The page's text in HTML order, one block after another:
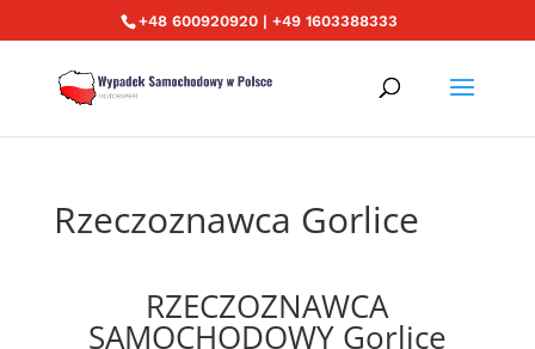
+48 600920920 | +49 1603388333
Rzeczoznawca Gorlice
RZECZOZNAWCA
SAMOCHODOWY Gorlice